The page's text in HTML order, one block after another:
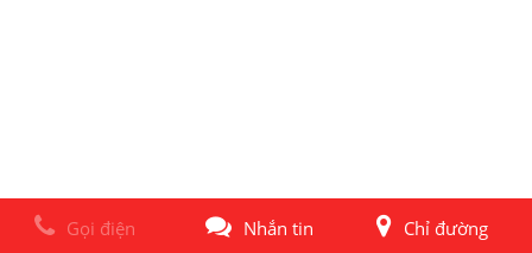
Gọi điện Nhắn tin Chỉ đường